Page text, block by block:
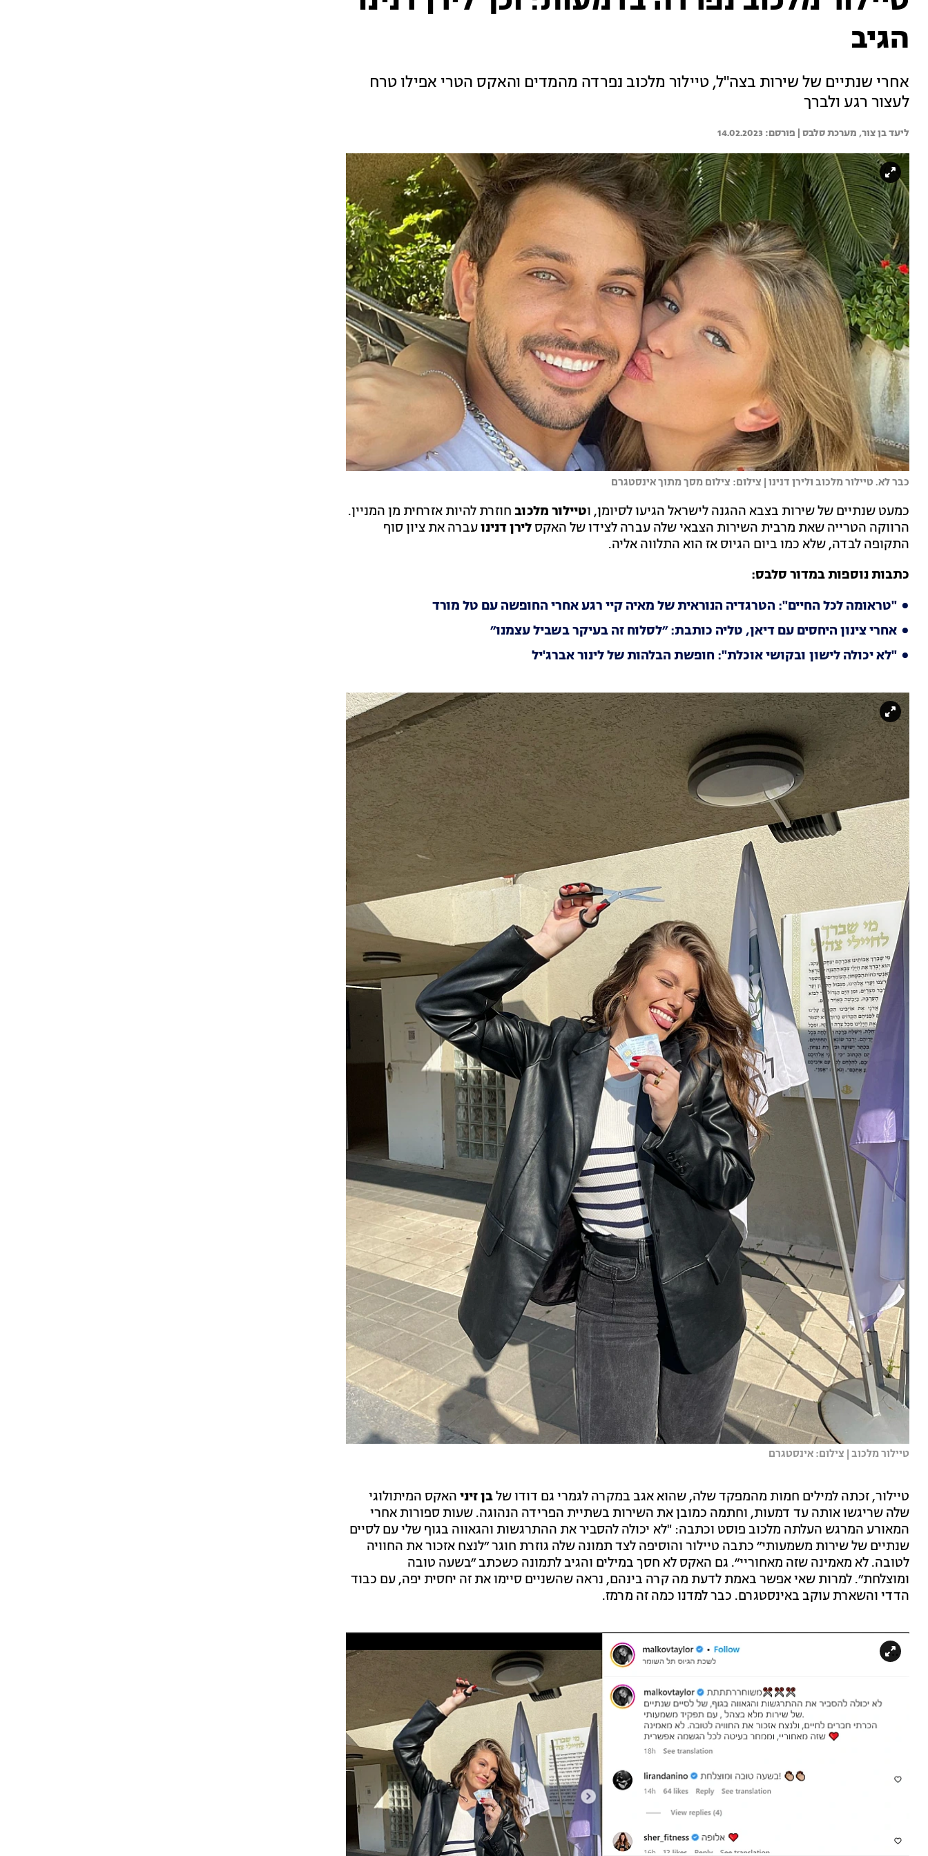
הגיב
אחרי שנתיים של שירות בצה"ל, טיילור מלכוב נפרדה מהמדים והאקס הטרי אפילו טרח
לעצור רגע ולברך
ליעד בן צור, מערכת סלבס | 14.02.2023
כבר לא. טיילור מלכוב ולירן דנינו | צילום: צילום מסך מתוך אינסטגרם
כמעט שנתיים של שירות בצבא ההגנה לישראל הגיעו לסיומן, וטיילור מלכוב חוזרת להיות אזרחית מן המניין.
הרווקה הטרייה שאת מרבית השירות הצבאי שלה עברה לצידו של האקס לירן דנינועברה את ציון סוף
התקופה לבדה, שלא כמו ביום הגיוס אז הוא התלווה אליה.
כתבות נוספות במדור סלבס:
"טראומה לכל החיים": הטרגדיה הנוראית של מאיה קיי רגע אחרי החופשה עם טל מורד
אחרי צינון היחסים עם דיאן, טליה כותבת: ״לסלוח זה בעיקר בשביל עצמנו״
"לא יכולה לישון ובקושי אוכלת": חופשת הבלהות של לינור אברג'יל
טיילור מלכוב | צילום: אינסטגרם
טיילור, זכתה למילים חמות מהמפקד שלה, שהוא אגב במקרה לגמרי גם דודו שלבן זיני האקס המיתולוגי
שלה שריגשו אותה עד דמעות, וחתמה כמובן את השירות בשתיית הפרידה הנהוגה. שעות ספורות אחרי
המאורע המרגש העלתה מלכוב פוסט וכתבה: ‎"לא יכולה להסביר את ההתרגשות והגאווה בגוף שלי עם לסיים
שנתיים של שירות משמעותי״ כתבה טיילור והוסיפה לצד תמונה שלה גוזרת חוגר ״לנצח אזכור את החוויה
לטובה. לא מאמינה שזה מאחוריי״. גם האקס לא חסך במילים והגיב לתמונה כשכתב ״בשעה טובה
ומוצלחת״. למרות שאי אפשר באמת לדעת מה קרה בינהם, נראה שהשניים סיימו את זה יחסית יפה, עם כבוד
הדדי והשארת עוקב באינסטגרם. כבר למדנו כמה זה מרמז.